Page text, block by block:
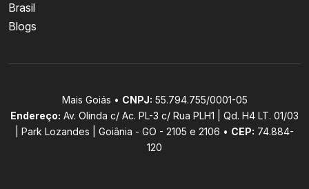
Brasil
Blogs
Mais Goiás • CNPJ: 55.794.755/0001-05
Endereço: Av. Olinda c/ Ac. PL-3 c/ Rua PLH1 | Qd. H4 LT. 01/03
| Park Lozandes | Goiânia - GO - 2105 e 2106 • CEP: 74.884-
120